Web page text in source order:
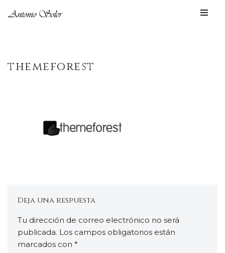
themeforest
Deja una respuesta
Tu dirección de correo electrónico no será
publicada. Los campos obligatorios están
marcados con *